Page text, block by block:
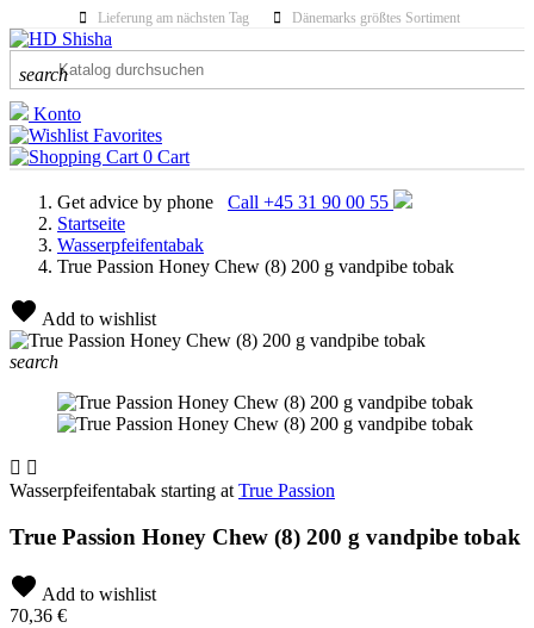
Lieferung am nächsten Tag Dänemarks größtes Sortiment
search
Konto
Favorites
0 Cart
Get advice by phone
Call +45 31 90 00 55
Startseite
Wasserpfeifentabak
True Passion Honey Chew (8) 200 g vandpibe tobak
Add to wishlist
search
 
Wasserpfeifentabak starting at True Passion
True Passion Honey Chew (8) 200 g vandpibe tobak
Add to wishlist
70,36 €